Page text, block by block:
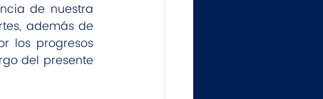
de nuestra
además de
los progresos
del presente